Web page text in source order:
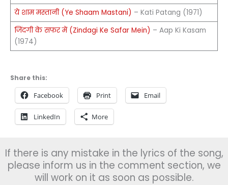
ये शाम मस्तानी (Ye Shaam Mastani) – Kati Patang (1971)
जिंदगी के सफर में (Zindagi Ke Safar Mein) – Aap Ki Kasam
(1974)
Share this:
Facebook Print Email
LinkedIn More
If there is any mistake in the lyrics of the song,
please inform us in the comment section, we
will work on it as soon as possible.